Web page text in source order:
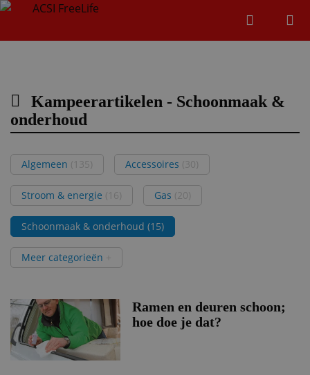
Kampeerartikelen - Schoonmaak &
onderhoud
Algemeen (135) Accessoires (30)
Stroom & energie (16) Gas (20)
Schoonmaak & onderhoud (15)
Meer categorieën +
Ramen en deuren schoon;
hoe doe je dat?